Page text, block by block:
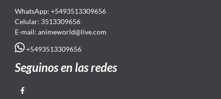
WhatsApp: +5493513309656
Celular: 3513309656
E-mail: animeworld@live.com
+5493513309656
Seguinos en las redes